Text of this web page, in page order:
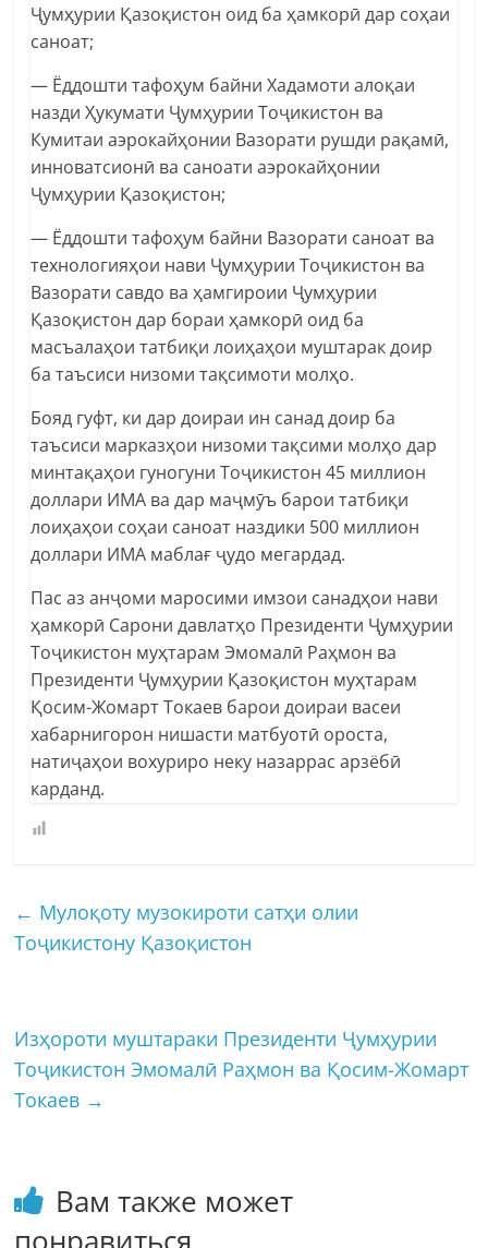
Ҷумҳурии Қазоқистон оид ба ҳамкорӣ дар соҳаи
саноат;
— Ёддошти тафоҳум байни Хадамоти алоқаи
назди Ҳукумати Ҷумҳурии Тоҷикистон ва
Кумитаи аэрокайҳонии Вазорати рушди рақамӣ,
инноватсионӣ ва саноати аэрокайҳонии
Ҷумҳурии Қазоқистон;
— Ёддошти тафоҳум байни Вазорати саноат ва
технологияҳои нави Ҷумҳурии Тоҷикистон ва
Вазорати савдо ва ҳамгироии Ҷумҳурии
Қазоқистон дар бораи ҳамкорӣ оид ба
масъалаҳои татбиқи лоиҳаҳои муштарак доир
ба таъсиси низоми тақсимоти молҳо.
Бояд гуфт, ки дар доираи ин санад доир ба
таъсиси марказҳои низоми тақсими молҳо дар
минтақаҳои гуногуни Тоҷикистон 45 миллион
доллари ИМА ва дар маҷмӯъ барои татбиқи
лоиҳаҳои соҳаи саноат наздики 500 миллион
доллари ИМА маблағ ҷудо мегардад.
Пас аз анҷоми маросими имзои санадҳои нави
ҳамкорӣ Сарони давлатҳо Президенти Ҷумҳурии
Тоҷикистон муҳтарам Эмомалӣ Раҳмон ва
Президенти Ҷумҳурии Қазоқистон муҳтарам
Қосим-Жомарт Токаев барои доираи васеи
хабарнигорон нишасти матбуотӣ ороста,
натиҷаҳои вохуриро неку назаррас арзёбӣ
карданд.
← Мулоқоту музокироти сатҳи олии
Тоҷикистону Қазоқистон
Изҳороти муштараки Президенти Ҷумҳурии
Тоҷикистон Эмомалӣ Раҳмон ва Қосим-Жомарт
Токаев →
Вам также может
понравиться